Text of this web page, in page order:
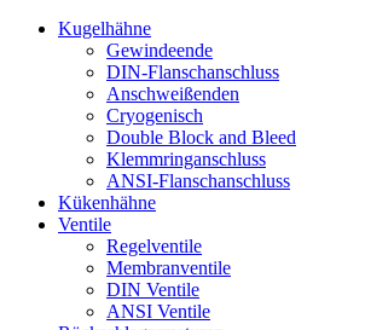
Kugelhähne
Gewindeende
DIN-Flanschanschluss
Anschweißenden
Cryogenisch
Double Block and Bleed
Klemmringanschluss
ANSI-Flanschanschluss
Kükenhähne
Ventile
Regelventile
Membranventile
DIN Ventile
ANSI Ventile